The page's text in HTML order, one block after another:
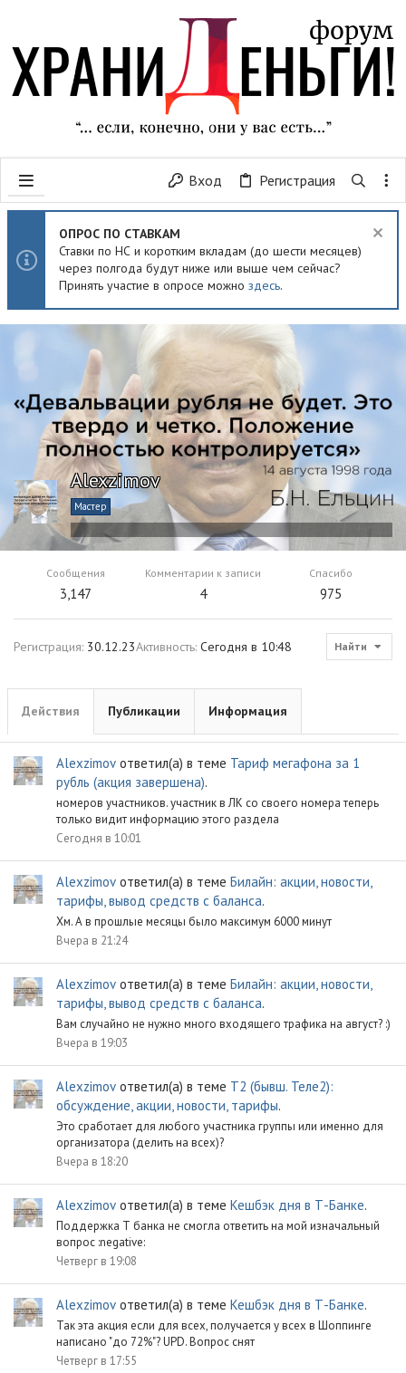
Вход Регистрация
ОПРОС ПО СТАВКАМ
Ставки по НС и коротким вкладам (до шести месяцев)
через полгода будут ниже или выше чем сейчас?
Принять участие в опросе можно здесь.
Alexzimov
Мастер
Сообщения
3,147
Комментарии к записи
4
Спасибо
975
Регистрация 30.12.23Активность Сегодня в 10:48 Найти
Действия Публикации Информация
Alexzimov ответил(а) в теме Тариф мегафона за 1
рубль (акция завершена).
номеров участников. участник в ЛК со своего номера теперь
только видит информацию этого раздела
Сегодня в 10:01
Alexzimov ответил(а) в теме Билайн: акции, новости,
тарифы, вывод средств с баланса.
Хм. А в прошлые месяцы было максимум 6000 минут
Вчера в 21:24
Alexzimov ответил(а) в теме Билайн: акции, новости,
тарифы, вывод средств с баланса.
Вам случайно не нужно много входящего трафика на август? :)
Вчера в 19:03
Alexzimov ответил(а) в теме Т2 (бывш. Теле2):
обсуждение, акции, новости, тарифы.
Это сработает для любого участника группы или именно для
организатора (делить на всех)?
Вчера в 18:20
Alexzimov ответил(а) в теме Кешбэк дня в Т-Банке.
Поддержка Т банка не смогла ответить на мой изначальный
вопрос :negative:
Четверг в 19:08
Alexzimov ответил(а) в теме Кешбэк дня в Т-Банке.
Так эта акция если для всех, получается у всех в Шоппинге
написано "до 72%"? UPD. Вопрос снят
Четверг в 17:55